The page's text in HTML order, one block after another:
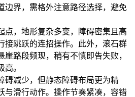
边界，需格外注意路径选择，避免
点，地形复杂多变，障碍密集且高
接跳跃的连招操作。此外，滚石群
崖路段频现，稍有不慎即告失败，
高。
碍减少，但静态障碍布局更为精
与滑行动作。操作节奏紧凑，容错